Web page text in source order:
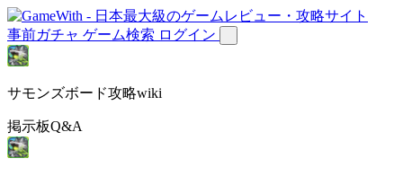
事前ガチャ ゲーム検索 ログイン
サモンズボード攻略wiki
掲示板Q&A